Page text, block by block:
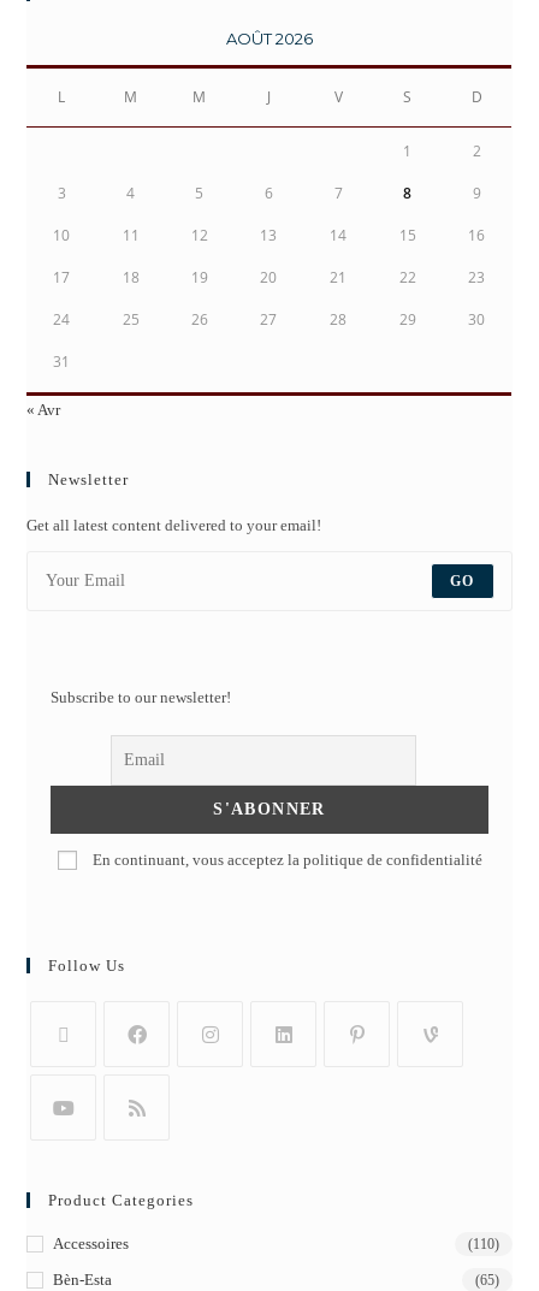
AOÛT 2026
L M M J V S D
1 2
3 4 5 6 7 8 9
10 11 12 13 14 15 16
17 18 19 20 21 22 23
24 25 26 27 28 29 30
31
« Avr
Newsletter
Get all latest content delivered to your email!
GO
Subscribe to our newsletter!
En continuant, vous acceptez la politique de confidentialité
Follow Us
Product Categories
Accessoires (110)
Bèn-Esta (65)